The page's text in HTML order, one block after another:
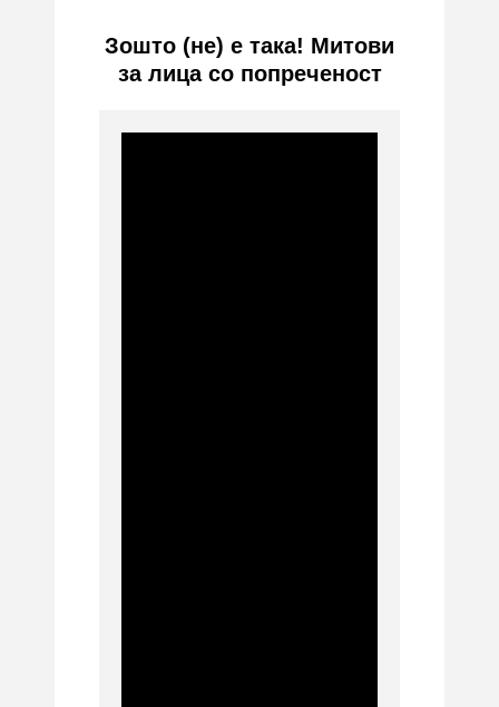
Зошто (не) е така! Митови
за лица со попреченост